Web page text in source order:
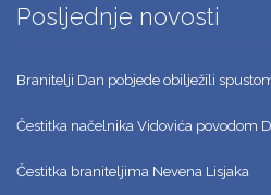
Posljednje novosti
Branitelji Dan pobjede obilježili spustom
Čestitka načelnika Vidovića povodom
Čestitka braniteljima Nevena Lisjaka